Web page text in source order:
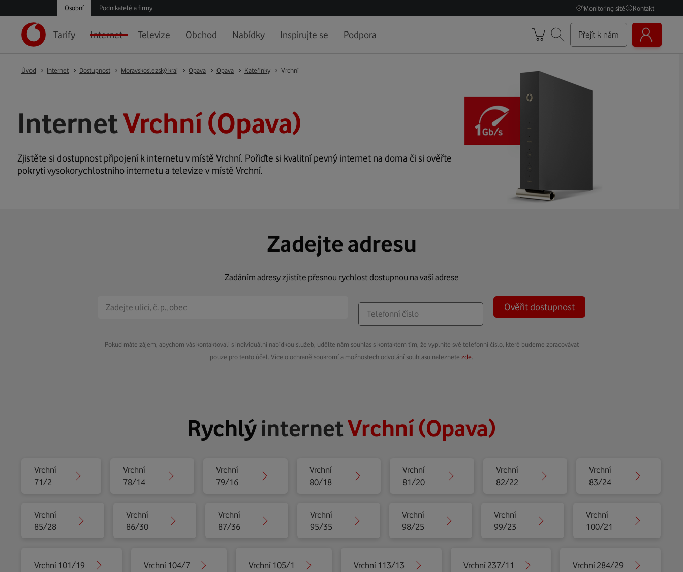
Osobní Podnikatelé a firmy Monitoring sítě Kontakt
Tarify Internet Televize Obchod Nabídky Inspirujte se Podpora Přejít k nám
Úvod Internet Dostupnost Moravskoslezský kraj Opava Opava Kateřinky Vrchní
InternetVrchní (Opava)
Zjistěte si dostupnost připojení k internetu v místě Vrchní. Pořiďte si kvalitní pevný internet na doma či si ověřte
pokrytí vysokorychlostního internetu a televize v místě Vrchní.
Zadejte adresu
Zadáním adresy zjistíte přesnou rychlost dostupnou na vaší adrese
Ověřit dostupnost
Pokud máte zájem, abychom vás kontaktovali s individuální nabídkou služeb, udělte nám souhlas s kontaktem tím, že vyplníte své telefonní číslo, které budeme zpracovávat
pouze pro tento účel. Více o ochraně soukromí a možnostech odvolání souhlasu naleznete zde
RychlýinternetVrchní (Opava)
Vrchní
71/2
Vrchní
78/14
Vrchní
79/16
Vrchní
80/18
Vrchní
81/20
Vrchní
82/22
Vrchní
83/24
Vrchní
85/28
Vrchní
86/30
Vrchní
87/36
Vrchní
95/35
Vrchní
98/25
Vrchní
99/23
Vrchní
100/21
Vrchní 101/19 Vrchní 104/7 Vrchní 105/1 Vrchní 113/13 Vrchní 237/11 Vrchní 284/29